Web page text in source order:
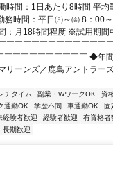
時間：1日あたり8時間 平均
務時間：平日㈪～㈮ 8：00
：月18時間程度 ※試用期間
￣￣￣￣￣￣￣￣￣￣￣￣
￣￣￣￣￣￣￣￣￣￣ ◆年
リーンズ／鹿島アントラー
チタイム 副業・WワークOK
資
通勤OK 学歴不問 車通勤OK 固
経験者歓迎 経験者歓迎 有資格者
長期歓迎